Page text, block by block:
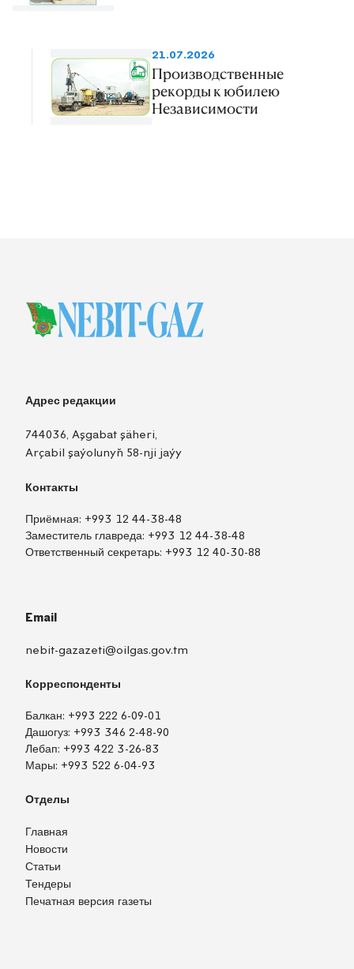
21.07.2026
Производственные
рекорды к юбилею
Независимости
Адрес редакции
744036, Aşgabat şäheri,
Arçabil şaýolunyň 58-nji jaýy
Контакты
Приёмная: +993 12 44-38-48
Заместитель главреда: +993 12 44-38-48
Ответственный секретарь: +993 12 40-30-88
Email
nebit-gazazeti@oilgas.gov.tm
Корреспонденты
Балкан: +993 222 6-09-01
Дашогуз: +993 346 2-48-90
Лебап: +993 422 3-26-83
Мары: +993 522 6-04-93
Отделы
Главная
Новости
Статьи
Тендеры
Печатная версия газеты